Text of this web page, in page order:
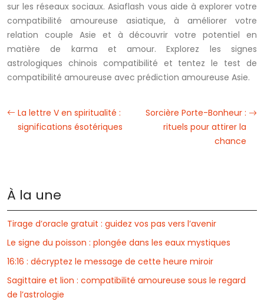
sur les réseaux sociaux. Asiaflash vous aide à explorer votre
compatibilité amoureuse asiatique, à améliorer votre
relation couple Asie et à découvrir votre potentiel en
matière de karma et amour. Explorez les signes
astrologiques chinois compatibilité et tentez le test de
compatibilité amoureuse avec prédiction amoureuse Asie.
La lettre V en spiritualité :
significations ésotériques
Sorcière Porte-Bonheur :
rituels pour attirer la
chance
À la une
Tirage d’oracle gratuit : guidez vos pas vers l’avenir
Le signe du poisson : plongée dans les eaux mystiques
16:16 : décryptez le message de cette heure miroir
Sagittaire et lion : compatibilité amoureuse sous le regard
de l’astrologie